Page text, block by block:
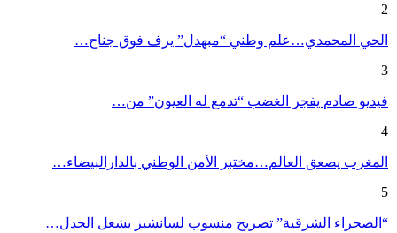
2
الحي المحمدي…علم وطني “مبهدل” يرف فوق جناح…
3
فيديو صادم يفجر الغضب “تدمع له العيون” من…
4
المغرب يصعق العالم…مختبر الأمن الوطني بالدارالبيضاء…
5
“الصحراء الشرقية” تصريح منسوب لسانشيز يشعل الجدل…